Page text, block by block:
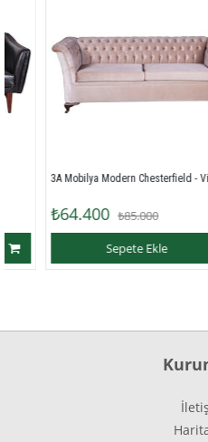
3A Mobilya Modern Chesterfield - Vizon
₺64.400 ₺85.000
Sepete Ekle